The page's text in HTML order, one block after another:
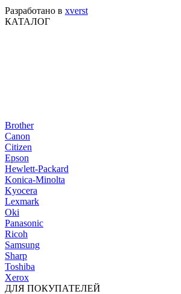
Разработано в xverst
КАТАЛОГ
Brother
Canon
Citizen
Epson
Hewlett-Packard
Konica-Minolta
Kyocera
Lexmark
Oki
Panasonic
Ricoh
Samsung
Sharp
Toshiba
Xerox
ДЛЯ ПОКУПАТЕЛЕЙ